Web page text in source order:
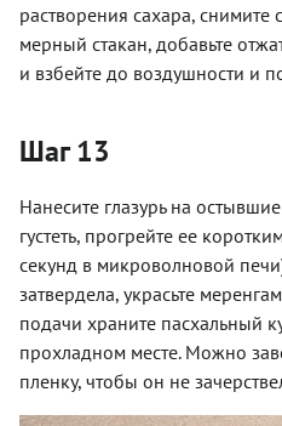
растворения сахара, снимите
мерный стакан, добавьте
и взбейте до воздушности и
Шаг 13
Нанесите глазурь на
густеть, прогрейте ее
секунд в микроволновой
затвердела, украсьте
подачи храните пасхальный
прохладном месте. Можно
пленку, чтобы он не